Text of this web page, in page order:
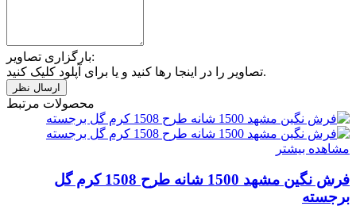
بارگزاری تصاویر:
تصاویر را در اینجا رها کنید و یا برای آپلود کلیک کنید.
محصولات مرتبط
مشاهده بیشتر
فرش نگین مشهد 1500 شانه طرح 1508 کرم گل
برجسته